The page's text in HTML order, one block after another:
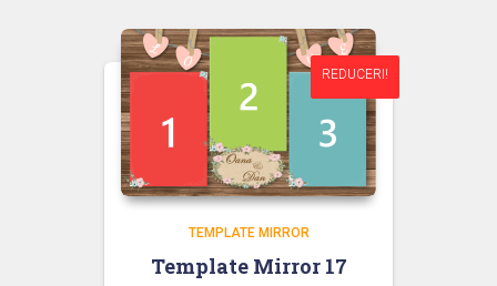
60,00 lei.
REDUCERI!
REDUCERI!
TEMPLATE MIRROR
Template Mirror 17